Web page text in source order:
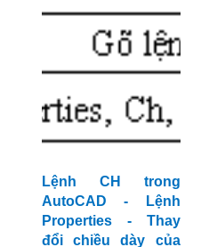
Lệnh CH trong
AutoCAD - Lệnh
Properties - Thay
đổi chiều dày của